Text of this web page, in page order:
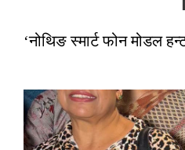
‘नोथिङ स्मार्ट फोन मोडल